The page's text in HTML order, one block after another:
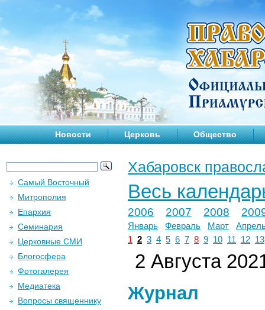
Новости Церковь Общество
Хабаровск
Весь
2006 2007 2008
Январь Февраль Март
1 2 3 4 5 6 7 8 9 10 11 12 13
2 Августа
Журнал
Самый Восточный
Митрополия
Епархия
Семинария
Церковные СМИ
Блогосфера
Фотогалерея
Медиатека
Вопросы священнику